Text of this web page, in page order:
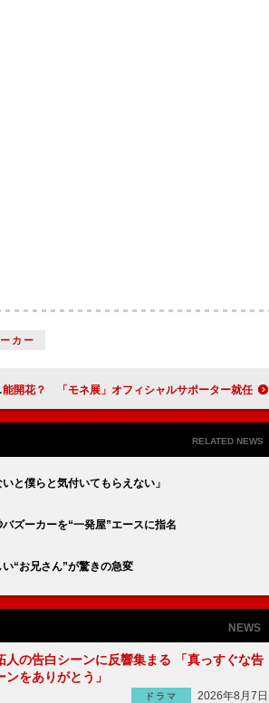
カー
田辺誠一、中学時代に“画伯”の才能開花？ 「モネ展」オフィシャルサポーター就任
RELATED NEWS
と僕らと気付いてもらえない」
ズーカーを“一発屋”エースに指名
“お兄さん”が驚きの急変
NEWS
人の告白シーンに反響集まる 「真っすぐな告
をありがとう」
ドラマ
2026年8月7日